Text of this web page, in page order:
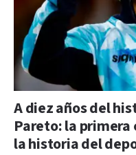
A diez años del
Pareto: la
la historia del